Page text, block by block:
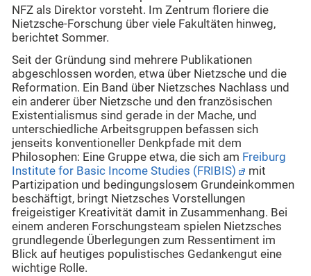
NFZ als Direktor vorsteht. Im Zentrum floriere die
Nietzsche-Forschung über viele Fakultäten hinweg,
berichtet Sommer.
Seit der Gründung sind mehrere Publikationen
abgeschlossen worden, etwa über Nietzsche und die
Reformation. Ein Band über Nietzsches Nachlass und
ein anderer über Nietzsche und den französischen
Existentialismus sind gerade in der Mache, und
unterschiedliche Arbeitsgruppen befassen sich
jenseits konventioneller Denkpfade mit dem
Philosophen: Eine Gruppe etwa, die sich am Freiburg
Institute for Basic Income Studies (FRIBIS)
mit
Partizipation und bedingungslosem Grundeinkommen
beschäftigt, bringt Nietzsches Vorstellungen
freigeistiger Kreativität damit in Zusammenhang. Bei
einem anderen Forschungsteam spielen Nietzsches
grundlegende Überlegungen zum Ressentiment im
Blick auf heutiges populistisches Gedankengut eine
wichtige Rolle.